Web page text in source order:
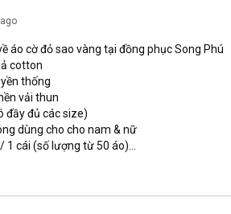
áo cờ đỏ sao vàng tại đồng phục Song Phú
cotton
thống
vải thun
đầy đủ các size)
dùng cho cho nam & nữ
1 cái (số lượng từ 50 áo)
múa, biểu diễn văn nghệ, hoạt động